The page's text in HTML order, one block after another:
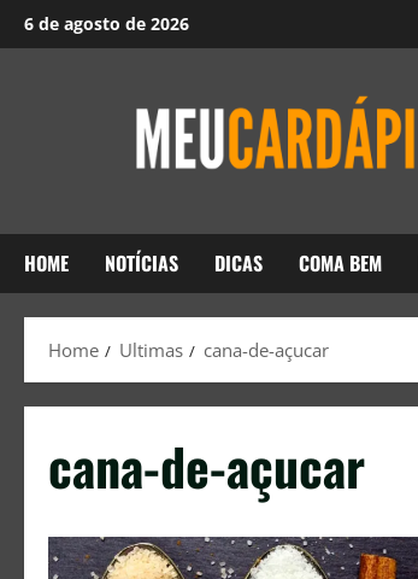
6 de agosto de 2026
HOME NOTÍCIAS DICAS COMA BEM
Home Ultimas cana-de-açucar
cana-de-açucar